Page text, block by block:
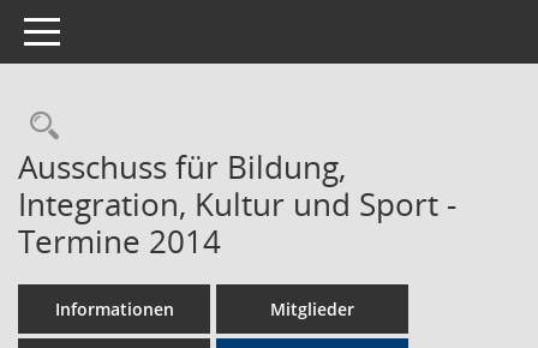
Toggle navigation
Rechercheauswahl
Ausschuss für Bildung,
Integration, Kultur und Sport -
Termine 2014
Informationen Mitglieder